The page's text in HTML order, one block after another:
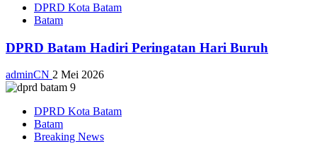
DPRD Kota Batam
Batam
DPRD Batam Hadiri Peringatan Hari Buruh
adminCN 2 Mei 2026
DPRD Kota Batam
Batam
Breaking News